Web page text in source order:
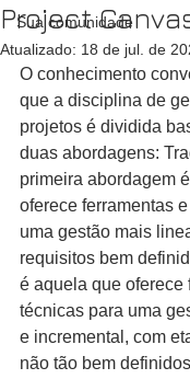
Sua comunidade
Project
Atualizado: 18 de jul. de
O conhecimento
que a disciplina de
projetos é dividida
duas abordagens:
primeira abordagem
oferece ferramentas
uma gestão mais
requisitos bem
é aquela que oferece
técnicas para uma
e incremental, com
não tão bem